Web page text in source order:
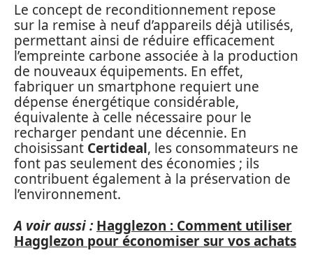
Le concept de reconditionnement repose
sur la remise à neuf d’appareils déjà utilisés,
permettant ainsi de réduire efficacement
l’empreinte carbone associée à la production
de nouveaux équipements. En effet,
fabriquer un smartphone requiert une
dépense énergétique considérable,
équivalente à celle nécessaire pour le
recharger pendant une décennie. En
choisissant Certideal, les consommateurs ne
font pas seulement des économies ; ils
contribuent également à la préservation de
l’environnement.
A voir aussi : Hagglezon : Comment utiliser
Hagglezon pour économiser sur vos achats